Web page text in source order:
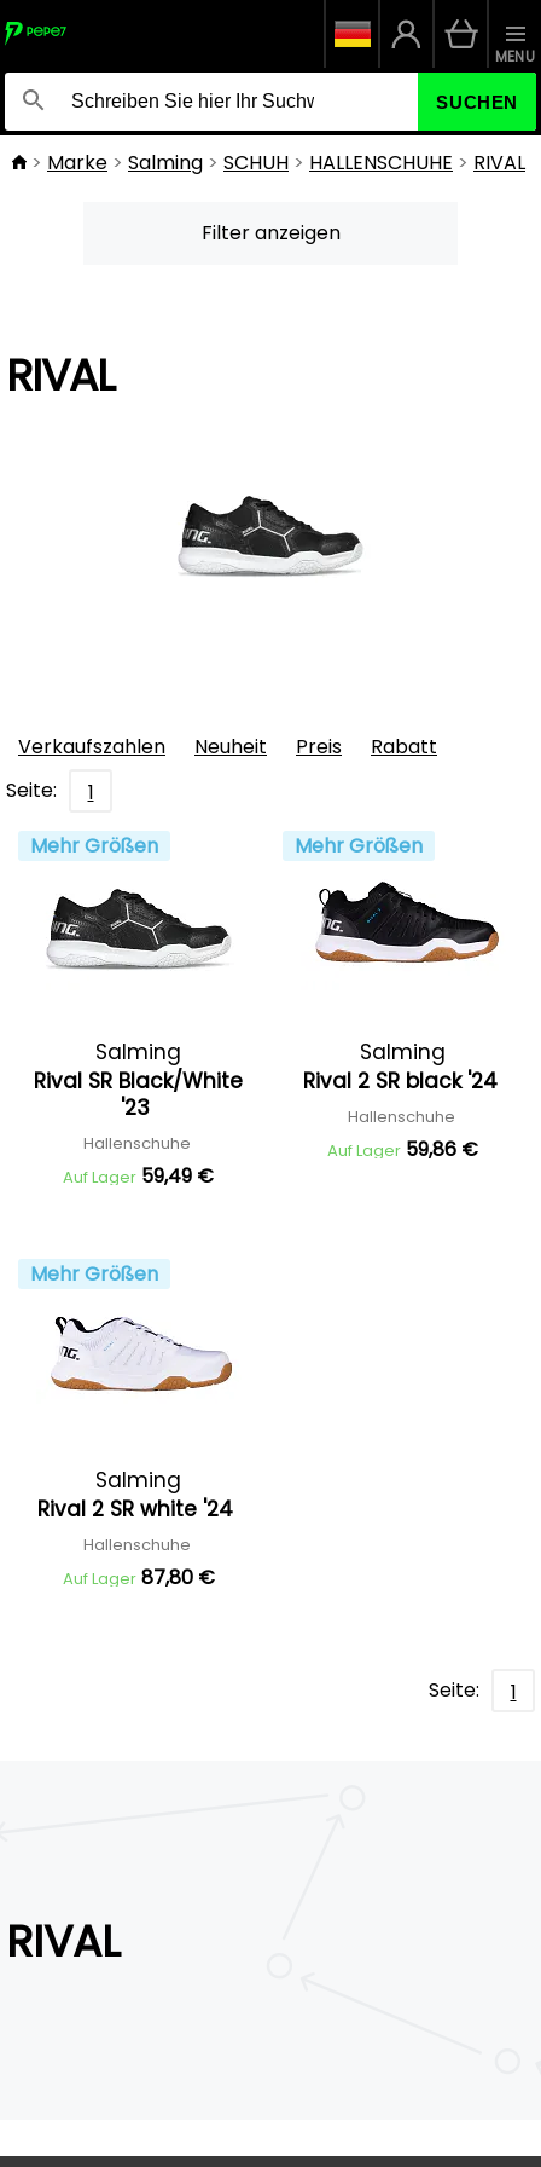
SUCHEN
MENU
Marke Salming SCHUH HALLENSCHUHE RIVAL
Filter anzeigen
RIVAL
Verkaufszahlen Neuheit Preis
Rabatt
Seite:
1
Mehr Größen
Salming
Rival SR Black/White
'23
Hallenschuhe
Auf Lager 59,49 €
Mehr Größen
Salming
Rival 2 SR black '24
Hallenschuhe
Auf Lager 59,86 €
Mehr Größen
Salming
Rival 2 SR white '24
Hallenschuhe
Auf Lager 87,80 €
Seite: 1
RIVAL